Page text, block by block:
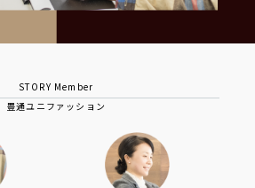
STORY Member
豊通ユニファッション